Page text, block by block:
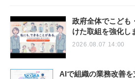
政府全体でこども
けた取組を強化し
2026.08.07 14:00
AIで組織の業務改善